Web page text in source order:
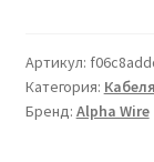
Alpha
Wire
Grigio,
Артикул:
Категория:
Бренд: Alpha Wire